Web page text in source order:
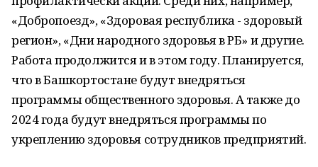
«Добропоезд», «Здоровая республика - здоровый
регион», «Дни народного здоровья в РБ» и другие.
Работа продолжится и в этом году. Планируется,
что в Башкортостане будут внедряться
программы общественного здоровья. А также до
2024 года будут внедряться программы по
укреплению здоровья сотрудников предприятий.